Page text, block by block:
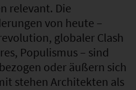
relevant. Die
von heute –
globaler Clash
Populismus – sind
oder äußern sich
stehen Architekten als